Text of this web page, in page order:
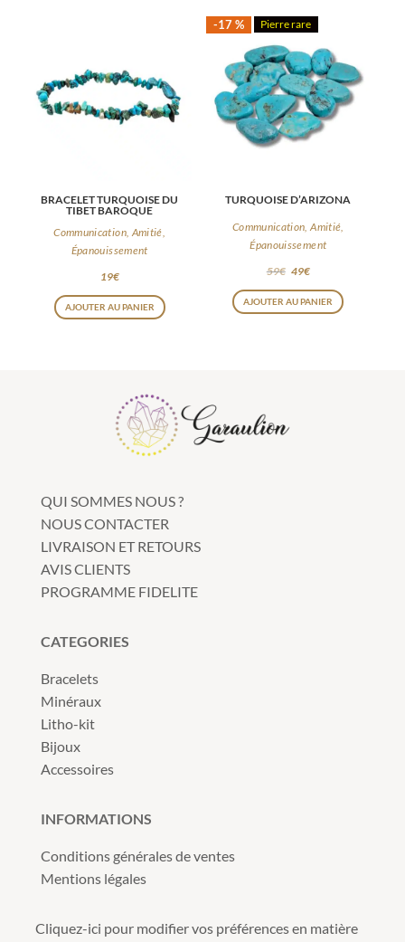
BRACELET TURQUOISE DU
TIBET BAROQUE
Communication, Amitié,
Épanouissement
19€
AJOUTER AU PANIER
-17 % Pierre rare
TURQUOISE D’ARIZONA
Communication, Amitié,
Épanouissement
59€ 49€
AJOUTER AU PANIER
QUI SOMMES NOUS ?
NOUS CONTACTER
LIVRAISON ET RETOURS
AVIS CLIENTS
PROGRAMME FIDELITE
CATEGORIES
Bracelets
Minéraux
Litho-kit
Bijoux
Accessoires
INFORMATIONS
Conditions générales de ventes
Mentions légales
Cliquez-ici pour modifier vos préférences en matière